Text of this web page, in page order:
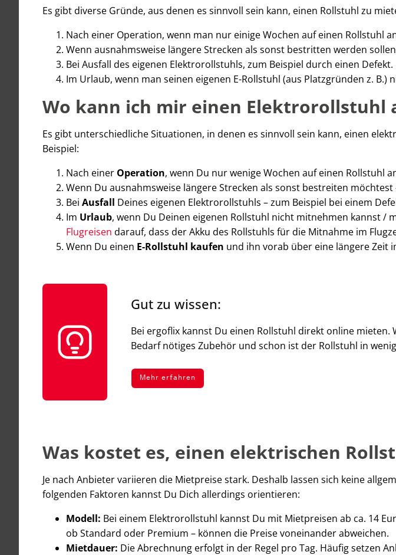
Es gibt diverse Gründe, aus denen es sinnvoll sein kann, einen Rollstuhl zu
Nach einer Operation, wenn man nur einige Wochen auf einen Rollstuhl
Wenn ausnahmsweise längere Strecken als sonst bestritten werden
Bei Ausfall des eigenen Elektrorollstuhls, zum Beispiel durch einen Defekt.
Im Urlaub, wenn man seinen eigenen E-Rollstuhl (aus Platzgründen z. B.)
Wo kann ich mir einen Elektrorollstuhl
Es gibt unterschiedliche Situationen, in denen es sinnvoll sein kann, einen
Beispiel:
Nach einer Operation, wenn Du nur wenige Wochen auf einen Rollstuhl
Wenn Du ausnahmsweise längere Strecken als sonst bestreiten möchtest
Bei Ausfall Deines eigenen Elektrorollstuhls – zum Beispiel bei einem
Im Urlaub, wenn Du Deinen eigenen Rollstuhl nicht mitnehmen kannst /
Flugreisen darauf, dass der Akku des Rollstuhls für die Mitnahme im
Wenn Du einen E-Rollstuhl kaufen und ihn vorab über eine längere Zeit
Gut zu wissen:
Bei ergoflix kannst Du einen Rollstuhl direkt online mieten.
Bedarf nötiges Zubehör und schon ist der Rollstuhl in
Mehr erfahren
Was kostet es, einen elektrischen
Je nach Anbieter variieren die Mietpreise stark. Deshalb lassen sich keine
folgenden Faktoren kannst Du Dich allerdings orientieren:
Modell: Bei einem Elektrorollstuhl kannst Du mit Mietpreisen ab ca. 14
ob Standard oder Premium – können die Preise voneinander abweichen.
Mietdauer: Die Abrechnung erfolgt in der Regel pro Tag. Häufig setzen